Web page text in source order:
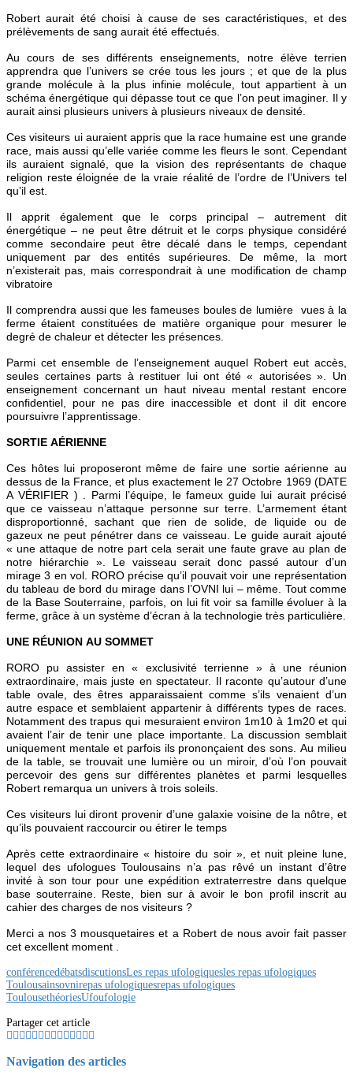
Robert aurait été choisi à cause de ses caractéristiques, et des
prélèvements de sang aurait été effectués.
Au cours de ses différents enseignements, notre élève terrien
apprendra que l’univers se crée tous les jours ; et que de la plus
grande molécule à la plus infinie molécule, tout appartient à un
schéma énergétique qui dépasse tout ce que l’on peut imaginer. Il y
aurait ainsi plusieurs univers à plusieurs niveaux de densité.
Ces visiteurs ui auraient appris que la race humaine est une grande
race, mais aussi qu’elle variée comme les fleurs le sont. Cependant
ils auraient signalé, que la vision des représentants de chaque
religion reste éloignée de la vraie réalité de l’ordre de l’Univers tel
qu’il est.
Il apprit également que le corps principal – autrement dit
énergétique – ne peut être détruit et le corps physique considéré
comme secondaire peut être décalé dans le temps, cependant
uniquement par des entités supérieures. De même, la mort
n’existerait pas, mais correspondrait à une modification de champ
vibratoire
Il comprendra aussi que les fameuses boules de lumière vues à la
ferme étaient constituées de matière organique pour mesurer le
degré de chaleur et détecter les présences.
Parmi cet ensemble de l’enseignement auquel Robert eut accès,
seules certaines parts à restituer lui ont été « autorisées ». Un
enseignement concernant un haut niveau mental restant encore
confidentiel, pour ne pas dire inaccessible et dont il dit encore
poursuivre l’apprentissage.
SORTIE AÉRIENNE
Ces hôtes lui proposeront même de faire une sortie aérienne au
dessus de la France, et plus exactement le 27 Octobre 1969 (DATE
A VÉRIFIER ) . Parmi l’équipe, le fameux guide lui aurait précisé
que ce vaisseau n’attaque personne sur terre. L’armement étant
disproportionné, sachant que rien de solide, de liquide ou de
gazeux ne peut pénétrer dans ce vaisseau. Le guide aurait ajouté
« une attaque de notre part cela serait une faute grave au plan de
notre hiérarchie ». Le vaisseau serait donc passé autour d’un
mirage 3 en vol. RORO précise qu’il pouvait voir une représentation
du tableau de bord du mirage dans l’OVNI lui – même. Tout comme
de la Base Souterraine, parfois, on lui fit voir sa famille évoluer à la
ferme, grâce à un système d’écran à la technologie très particulière.
UNE RÉUNION AU SOMMET
RORO pu assister en « exclusivité terrienne » à une réunion
extraordinaire, mais juste en spectateur. Il raconte qu’autour d’une
table ovale, des êtres apparaissaient comme s’ils venaient d’un
autre espace et semblaient appartenir à différents types de races.
Notamment des trapus qui mesuraient environ 1m10 à 1m20 et qui
avaient l’air de tenir une place importante. La discussion semblait
uniquement mentale et parfois ils prononçaient des sons. Au milieu
de la table, se trouvait une lumière ou un miroir, d’où l’on pouvait
percevoir des gens sur différentes planètes et parmi lesquelles
Robert remarqua un univers à trois soleils.
Ces visiteurs lui diront provenir d’une galaxie voisine de la nôtre, et
qu’ils pouvaient raccourcir ou étirer le temps
Après cette extraordinaire « histoire du soir », et nuit pleine lune,
lequel des ufologues Toulousains n’a pas rêvé un instant d’être
invité à son tour pour une expédition extraterrestre dans quelque
base souterraine. Reste, bien sur à avoir le bon profil inscrit au
cahier des charges de nos visiteurs ?
Merci a nos 3 mousquetaires et a Robert de nous avoir fait passer
cet excellent moment .
conférencedébatsdiscutionsLes repas ufologiquesles repas ufologiques
Toulousainsovnirepas ufologiquesrepas ufologiques
ToulousethéoriesUfoufologie
Partager cet article
Navigation des articles